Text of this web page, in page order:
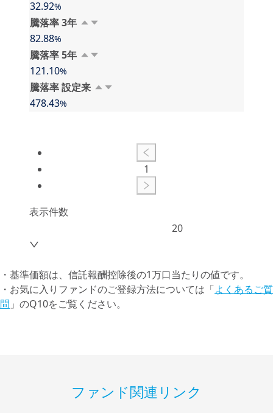
32.92%
騰落率 3⁠年
82.88%
騰落率 5⁠年
121.10%
騰落率 設⁠定⁠来
478.43%
1
表示件数
20
・基準価額は、信託報酬控除後の1万口当たりの値です。
・お気に入りファンドのご登録方法については「よくあるご質
問 」のQ10をご覧ください。
ファンド関連リンク